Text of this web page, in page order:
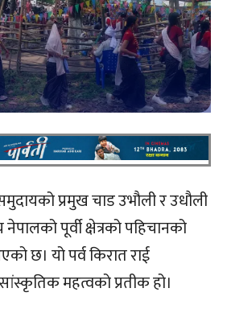
प्रमुख चाड उभौली र उधौली
पूर्वी क्षेत्रको पहिचानको
छ। यो पर्व किरात राई
महत्वको प्रतीक हो।